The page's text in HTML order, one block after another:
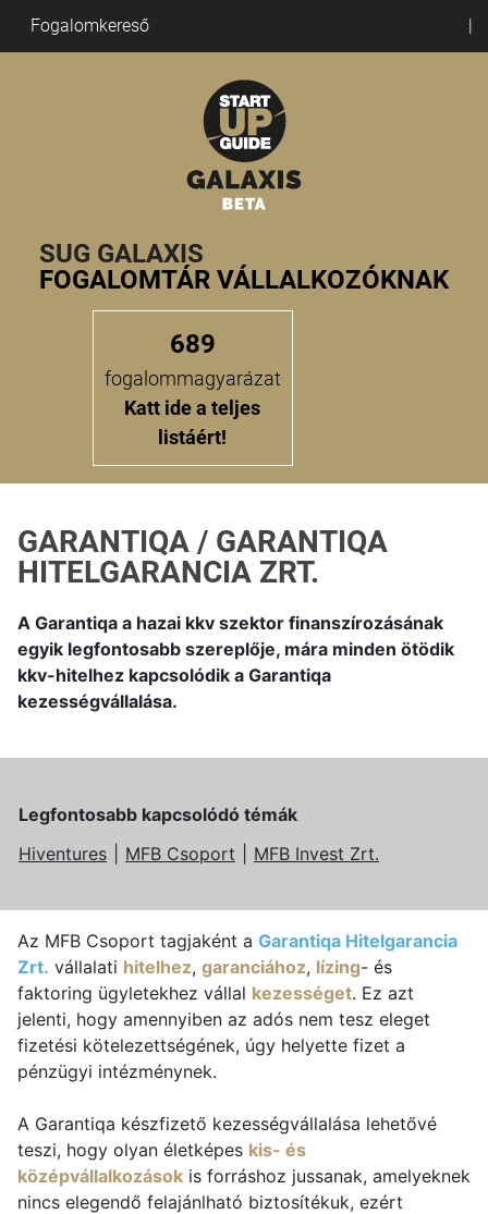
Fogalomkereső
SUG GALAXIS
FOGALOMTÁR VÁLLALKOZÓKNAK
689
fogalommagyarázat
Katt ide a teljes
listáért!
GARANTIQA / GARANTIQA
HITELGARANCIA ZRT.
A Garantiqa a hazai kkv szektor finanszírozásának
egyik legfontosabb szereplője, mára minden ötödik
kkv-hitelhez kapcsolódik a Garantiqa
kezességvállalása.
Legfontosabb kapcsolódó témák
Hiventures
MFB Csoport MFB Invest Zrt.
Az MFB Csoport tagjaként a Garantiqa Hitelgarancia
Zrt. vállalati hitelhez, garanciához, lízing- és
faktoring ügyletekhez vállal kezességet. Ez azt
jelenti, hogy amennyiben az adós nem tesz eleget
fizetési kötelezettségének, úgy helyette fizet a
pénzügyi intézménynek.
A Garantiqa készfizető kezességvállalása lehetővé
teszi, hogy olyan életképes kis- és
középvállalkozások is forráshoz jussanak, amelyeknek
nincs elegendő felajánlható biztosítékuk, ezért